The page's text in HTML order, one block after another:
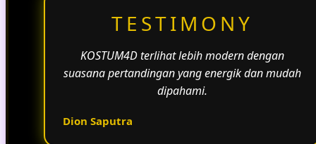
TESTIMONY
KOSTUM4D terlihat lebih modern dengan
suasana pertandingan yang energik dan mudah
dipahami.
Dion Saputra